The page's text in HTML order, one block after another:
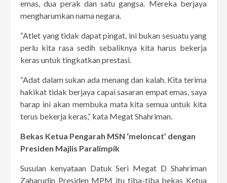
emas, dua perak dan satu gangsa. Mereka berjaya
mengharumkan nama negara.
“Atlet yang tidak dapat pingat, ini bukan sesuatu yang
perlu kita rasa sedih sebaliknya kita harus bekerja
keras untuk tingkatkan prestasi.
“Adat dalam sukan ada menang dan kalah. Kita terima
hakikat tidak berjaya capai sasaran empat emas, saya
harap ini akan membuka mata kita semua untuk kita
terus bekerja keras,” kata Megat Shahriman.
Bekas Ketua Pengarah MSN ‘meloncat’ dengan
Presiden Majlis Paralimpik
Susulan kenyataan Datuk Seri Megat D Shahriman
Zaharudin Presiden MPM itu tiba-tiba bekas Ketua